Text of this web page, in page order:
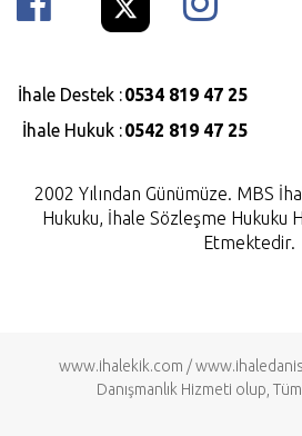
İhale Destek :0534 819 47 25
İhale Hukuk :0542 819 47 25
2002 Yılından Günümüze. MBS
Hukuku, İhale Sözleşme Hukuku
Etmektedir.
www.ihalekik.com /
Danışmanlık Hizmeti olup, Tüm